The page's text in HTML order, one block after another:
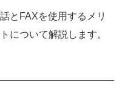
とFAXを使用するメリ
について解説します。